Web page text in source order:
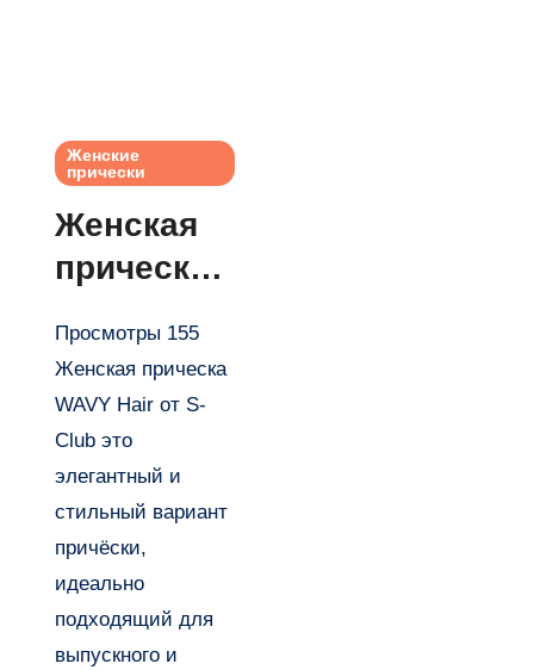
Женские
прически
Женская
прическа
от S-Club
Просмотры 155
Женская прическа
WAVY Hair от S-
Club это
элегантный и
стильный вариант
причёски,
идеально
подходящий для
выпускного и